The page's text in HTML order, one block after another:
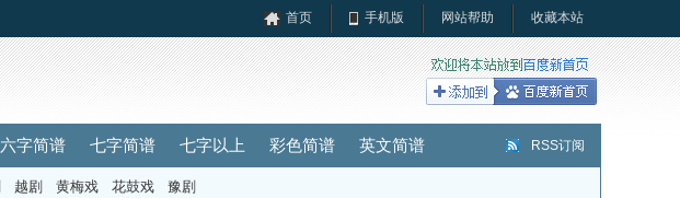
首页 手机版 网站帮助 收藏本站
六字简谱 七字简谱 七字以上 彩色简谱 英文简谱 RSS订阅
越剧 黄梅戏 花鼓戏
豫剧